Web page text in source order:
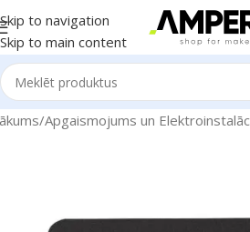
Skip to navigation
Skip to main content
/Apgaismojums un